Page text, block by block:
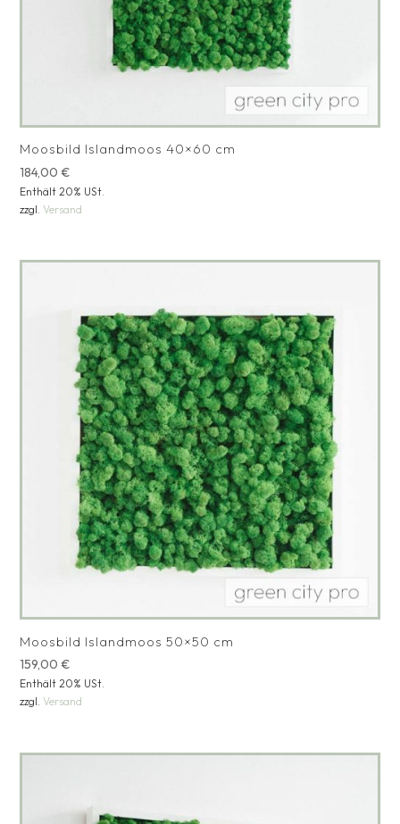
Moosbild Islandmoos 40×60 cm
184,00€
Enthält 20% USt.
zzgl.Versand
Moosbild Islandmoos 50×50 cm
159,00€
Enthält 20% USt.
zzgl.Versand